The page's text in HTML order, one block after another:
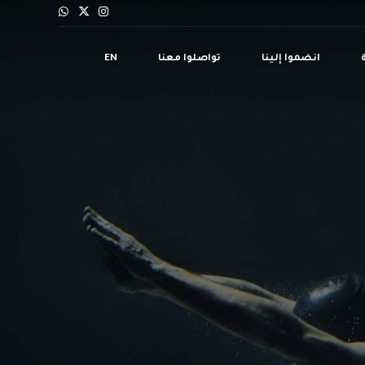
انضموا إلينا تواصلوا معنا EN